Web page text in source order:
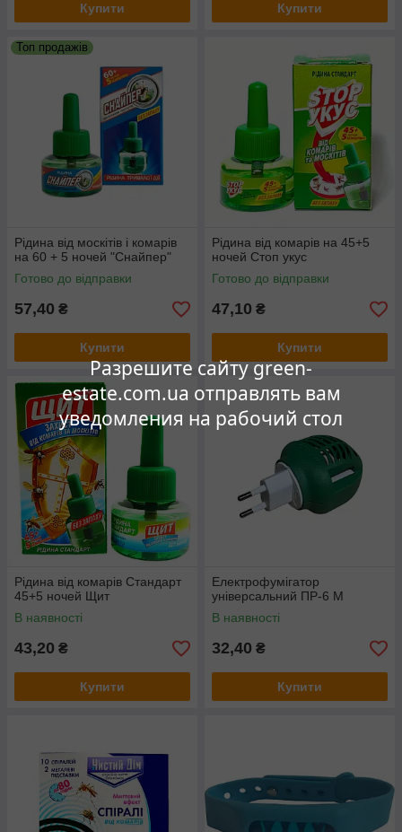
Разрешите сайту green-
estate.com.ua отправлять вам
уведомления на рабочий стол
Купити Купити
Топ продажів
Рідина від москітів і комарів
на 60 + 5 ночей "Снайпер"
Готово до відправки
57,40 ₴
Купити
Рідина від комарів на 45+5
ночей Стоп укус
Готово до відправки
47,10 ₴
Купити
Рідина від комарів Стандарт
45+5 ночей Щит
В наявності
43,20 ₴
Купити
Електрофумігатор
універсальний ПР-6 М
В наявності
32,40 ₴
Купити